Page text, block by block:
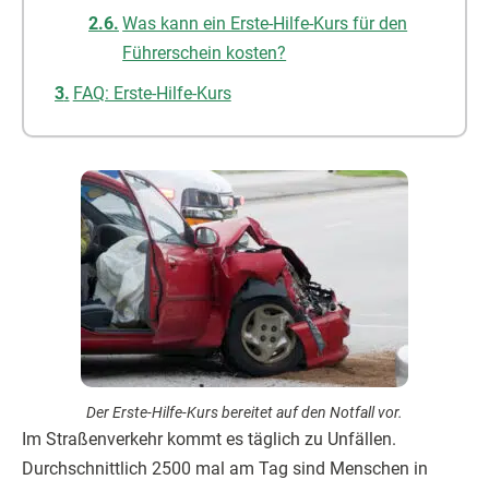
Was kann ein Erste-Hilfe-Kurs für den
Führerschein kosten?
FAQ: Erste-Hilfe-Kurs
Der Erste-Hilfe-Kurs bereitet auf den Notfall vor.
Im Straßenverkehr kommt es täglich zu Unfällen.
Durchschnittlich 2500 mal am Tag sind Menschen in